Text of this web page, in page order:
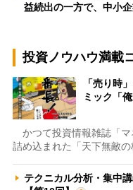
益続出の一方で、中小
投資ノウハウ満載
「売り時
ミック「
かつて投資情報雑誌「マ
詰め込まれた「天下無敵
テクニカル分析・集中